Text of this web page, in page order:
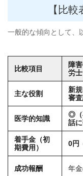
【比
一般的な傾向として、
比較項目
障
労士
主な役割
新規
審
医学的知識
◎（
話に
着手金（初
期費用）
0円
成功報酬 年